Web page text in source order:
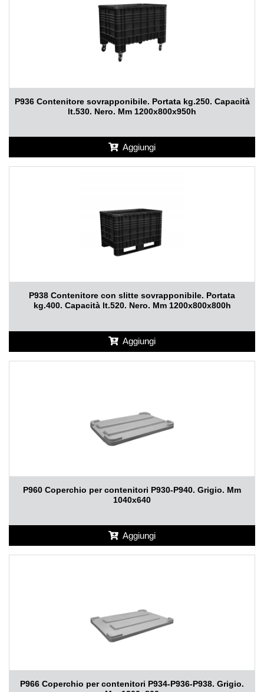
P936 Contenitore sovrapponibile. Portata kg.250. Capacità
lt.530. Nero. Mm 1200x800x950h
Aggiungi
P938 Contenitore con slitte sovrapponibile. Portata
kg.400. Capacità lt.520. Nero. Mm 1200x800x800h
Aggiungi
P960 Coperchio per contenitori P930-P940. Grigio. Mm
1040x640
Aggiungi
P966 Coperchio per contenitori P934-P936-P938. Grigio.